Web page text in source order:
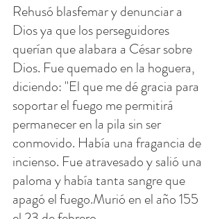
Rehusó blasfemar y denunciar a
Dios ya que los perseguidores
querían que alabara a César sobre
Dios. Fue quemado en la hoguera,
diciendo: "El que me dé gracia para
soportar el fuego me permitirá
permanecer en la pila sin ser
conmovido. Había una fragancia de
incienso. Fue atravesado y salió una
paloma y había tanta sangre que
apagó el fuego.Murió en el año 155